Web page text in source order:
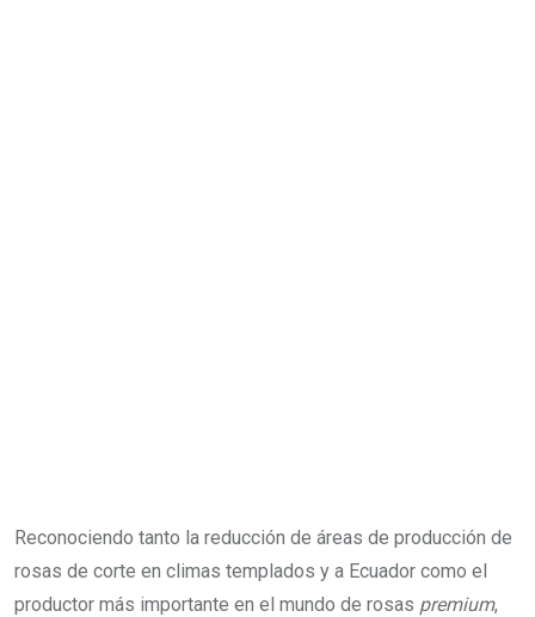
Reconociendo tanto la reducción de áreas de producción de
rosas de corte en climas templados y a Ecuador como el
productor más importante en el mundo de rosas premium,